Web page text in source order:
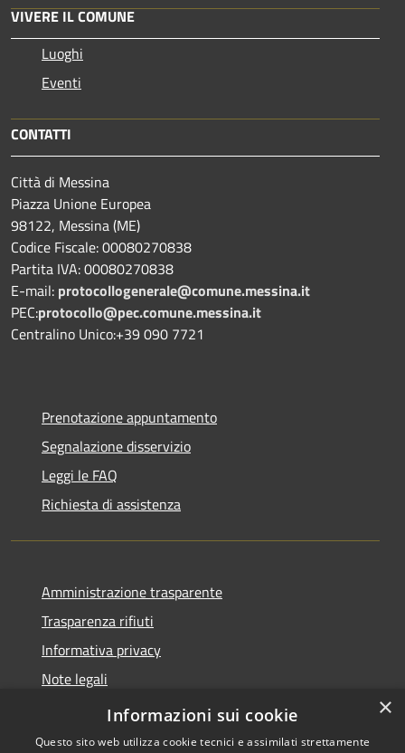
VIVERE IL COMUNE
Luoghi
Eventi
CONTATTI
Città di Messina
Piazza Unione Europea
98122, Messina (ME)
Codice Fiscale: 00080270838
Partita IVA: 00080270838
E-mail: protocollogenerale@comune.messina.it
PEC:protocollo@pec.comune.messina.it
Centralino Unico:+39 090 7721
Prenotazione appuntamento
Segnalazione disservizio
Leggi le FAQ
Richiesta di assistenza
Amministrazione trasparente
Trasparenza rifiuti
Informativa privacy
Note legali
Dichiarazione di accessibilità
×
Informazioni sui cookie
Questo sito web utilizza cookie tecnici e assimilati strettamente